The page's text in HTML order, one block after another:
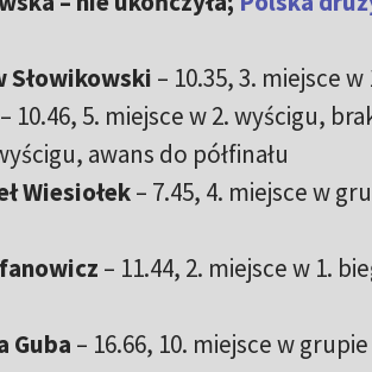
Słowikowski – 10.35, 3. miejsce w
– 10.46, 5. miejsce w 2. wyścigu,
awans do półfinału
Wiesiołek– 7.45, 4. miejsce w
– 11.44, 2. miejsce w 1.
Guba – 16.66, 10. miejsce w